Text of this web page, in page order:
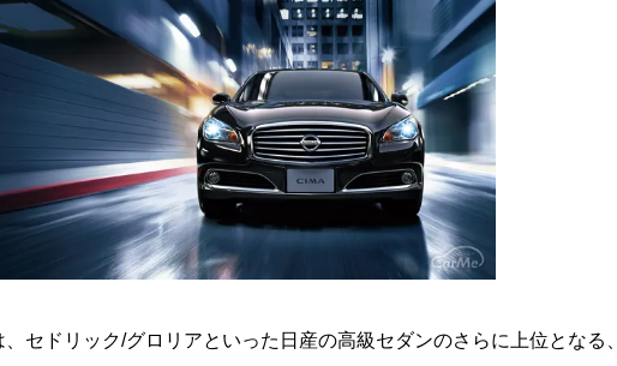
セドリック/グロリアといった日産の高級セダンのさらに上位となる、